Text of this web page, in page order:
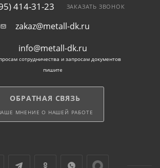
414-31-23 ЗАКАЗАТЬ ЗВОНОК
zakaz@metall-dk.ru
info@metall-dk.ru
сотрудничества и запросам документов
пишите
ОБРАТНАЯ СВЯЗЬ
МНЕНИЕ О НАШЕЙ РАБОТЕ